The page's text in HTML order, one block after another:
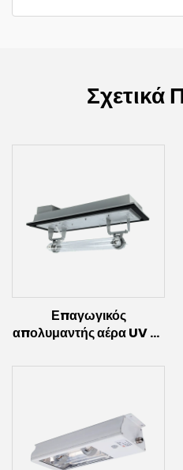
Σχετικά
Επαγωγικός
απολυμαντής αέρα UV με
(200W~600W)